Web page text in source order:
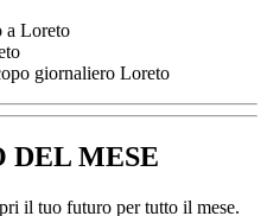
a Loreto
giornaliero Loreto
DEL MESE